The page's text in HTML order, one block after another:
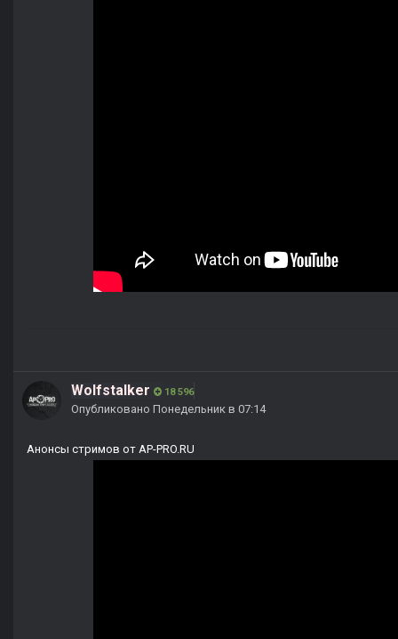
Wolfstalker 18 596
Опубликовано Понедельник в 07:14
Анонсы стримов от AP-PRO.RU